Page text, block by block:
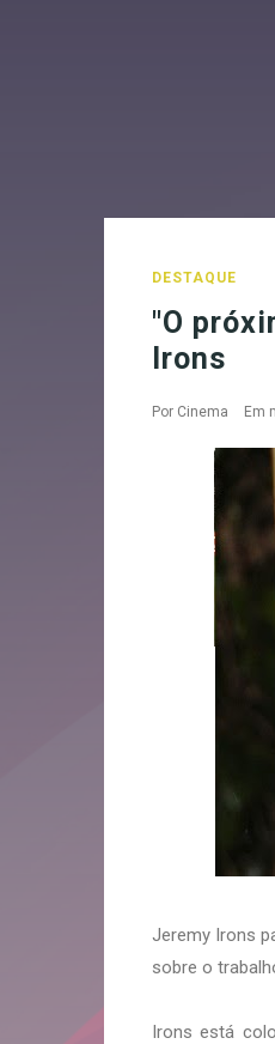
DESTAQUE
"O
Irons
Por Cinema Em
Jeremy Irons
sobre o
Irons está